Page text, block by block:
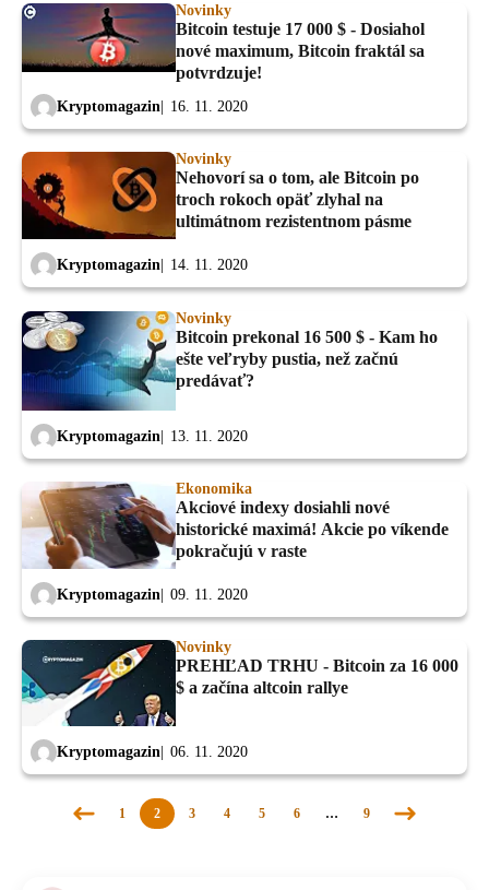
Novinky
Bitcoin testuje 17 000 $ - Dosiahol
nové maximum, Bitcoin fraktál sa
potvrdzuje!
Kryptomagazin 16. 11. 2020
Novinky
Nehovorí sa o tom, ale Bitcoin po
troch rokoch opäť zlyhal na
ultimátnom rezistentnom pásme
Kryptomagazin 14. 11. 2020
Novinky
Bitcoin prekonal 16 500 $ - Kam ho
ešte veľryby pustia, než začnú
predávať?
Kryptomagazin 13. 11. 2020
Ekonomika
Akciové indexy dosiahli nové
historické maximá! Akcie po víkende
pokračujú v raste
Kryptomagazin 09. 11. 2020
Novinky
PREHĽAD TRHU - Bitcoin za 16 000
$ a začína altcoin rallye
Kryptomagazin 06. 11. 2020
Predchádzajúca
1 2 3 4 5 6 … 9
Nasledujúca